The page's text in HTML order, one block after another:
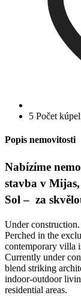
5 Počet
Popis nemovitosti
Nabízíme
stavba v
Sol – za
Under
Perched in the
contemporary villa
Currently under
blend striking
indoor-outdoor
residential areas.